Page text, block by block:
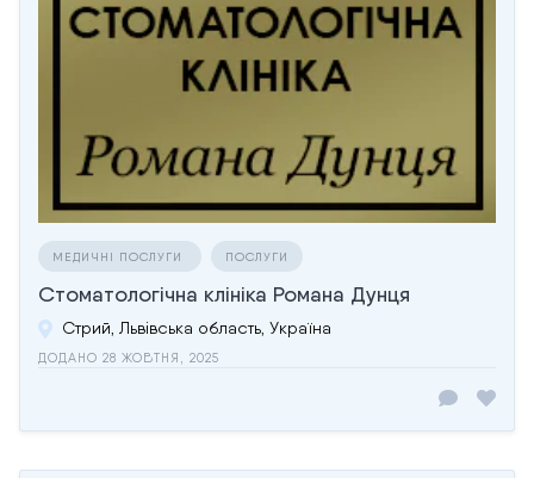
МЕДИЧНІ ПОСЛУГИ ПОСЛУГИ
Стоматологічна клініка Романа Дунця
Стрий, Львівська область, Україна
ДОДАНО 28 ЖОВТНЯ, 2025